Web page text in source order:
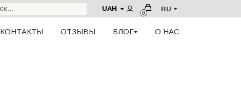
UAH RU
0
КОНТАКТЫ ОТЗЫВЫ БЛОГ О НАС